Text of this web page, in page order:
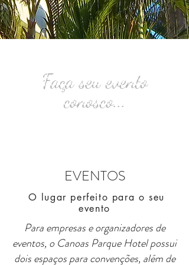
Faça seu evento
conosco...
EVENTOS
O lugar perfeito para o seu
evento
Para empresas e organizadores de
eventos, o Canoas Parque Hotel possui
dois espaços para convenções, além de